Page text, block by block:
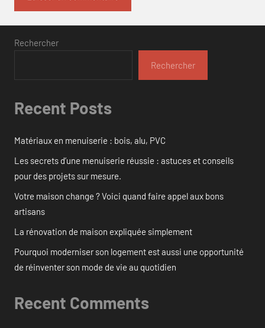
Rechercher
Rechercher
Recent Posts
Matériaux en menuiserie : bois, alu, PVC
Les secrets d’une menuiserie réussie : astuces et conseils
pour des projets sur mesure.
Votre maison change ? Voici quand faire appel aux bons
artisans
La rénovation de maison expliquée simplement
Pourquoi moderniser son logement est aussi une opportunité
de réinventer son mode de vie au quotidien
Recent Comments